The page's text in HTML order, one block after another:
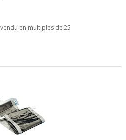
vendu en multiples de 25